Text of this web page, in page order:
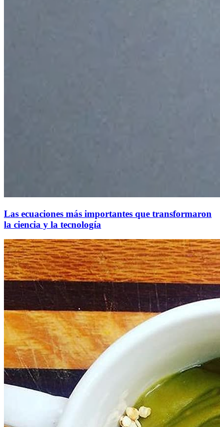
Las ecuaciones más importantes que transformaron
la ciencia y la tecnología